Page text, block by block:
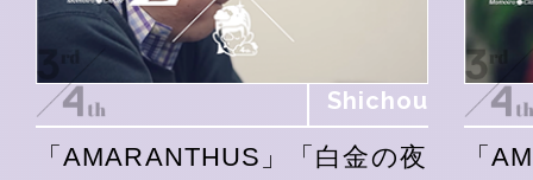
Shichou
「AMARANTHUS」「白金の夜
「